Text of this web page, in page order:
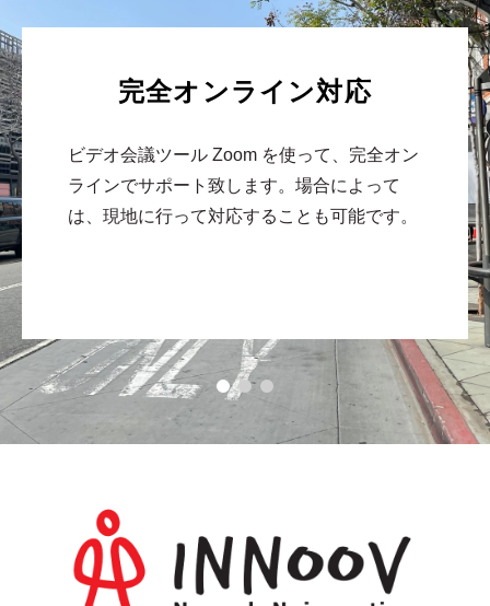
完全オンライン対応
ビデオ会議ツール Zoom を使って、完全オン
ラインでサポート致します。場合によって
は、現地に行って対応することも可能です。